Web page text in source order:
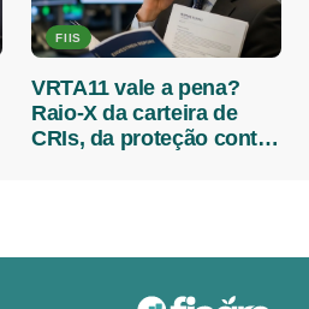
FIIS
VRTA11 vale a pena?
Raio-X da carteira de
CRIs, da proteção contra